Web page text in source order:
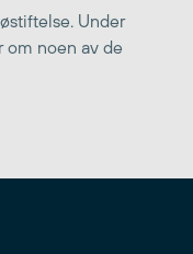
Under
om noen av de